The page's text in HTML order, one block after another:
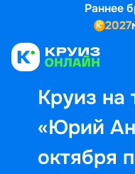
Раннее
2027
Круиз на
«Юрий
октября